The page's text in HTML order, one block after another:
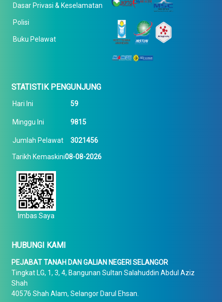
Dasar Privasi & Keselamatan
Polisi
Buku Pelawat
STATISTIK PENGUNJUNG
Hari Ini 59
Minggu Ini 9815
Jumlah Pelawat 3021456
Tarikh Kemaskini08-08-2026
Imbas Saya
HUBUNGI KAMI
PEJABAT TANAH DAN GALIAN NEGERI SELANGOR
Tingkat LG, 1, 3, 4, Bangunan Sultan Salahuddin Abdul Aziz
Shah
40576 Shah Alam, Selangor Darul Ehsan.